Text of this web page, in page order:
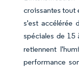
croissantes tout
s'est accélérée
spéciales de 15
retiennent
performance